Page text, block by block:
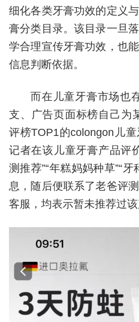
细化各类牙膏功效的定义
膏分类目录。该目录一旦
学合理宣传牙膏功效，也
信息判断依据。
而在儿童牙膏市场也
支、广告页面标榜自己为
评榜TOP1的co longon儿
记者在该儿童牙膏产品评
测推荐”“年糕妈妈种草”“
息，随后便联系了老爸评
客服，均表示暂未推荐过该